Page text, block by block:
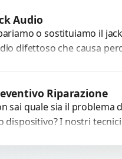
Audio
o sostituiamo il jack
difettoso che causa
Riparazione
sai quale sia il problema
dispositivo? I nostri tecnici